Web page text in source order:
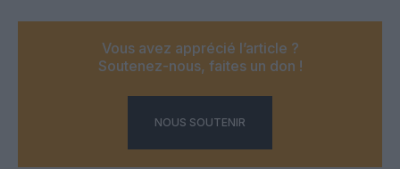
Vous avez apprécié l’article ?
Soutenez-nous, faites un don !
NOUS SOUTENIR